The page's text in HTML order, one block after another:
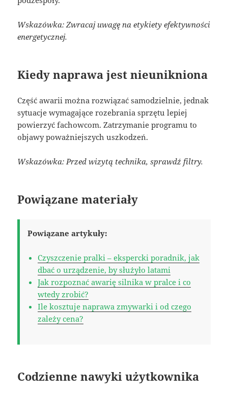
Wskazówka: Zwracaj uwagę na etykiety efektywności
energetycznej.
Kiedy naprawa jest nieunikniona
Część awarii można rozwiązać samodzielnie, jednak
sytuacje wymagające rozebrania sprzętu lepiej
powierzyć fachowcom. Zatrzymanie programu to
objawy poważniejszych uszkodzeń.
Wskazówka: Przed wizytą technika, sprawdź filtry.
Powiązane materiały
Powiązane artykuły:
Czyszczenie pralki – ekspercki poradnik, jak
dbać o urządzenie, by służyło latami
Jak rozpoznać awarię silnika w pralce i co
wtedy zrobić?
Ile kosztuje naprawa zmywarki i od czego
zależy cena?
Codzienne nawyki użytkownika